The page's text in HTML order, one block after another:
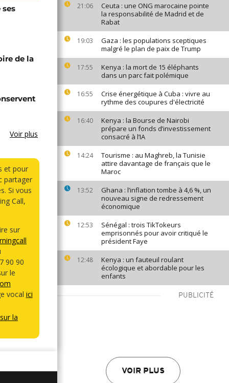
21:06
Ceuta : une ONG marocaine pointe
la responsabilité de Madrid et de
Rabat
19:03
Gaza : les populations sceptiques
malgré le plan de paix de Trump
17:55
Kenya : la mort de 15 éléphants
dans un parc fait polémique
16:55
Crise énergétique à Cuba : vivre au
rythme des coupures d'électricité
16:40
Kenya : la Bourse de Nairobi
prépare un fonds d’investissement
consacré à l’IA
14:24
Tourisme : au Maghreb, la Tunisie
attire davantage de français que le
Maroc
13:52
Ghana : l’inflation tombe à 4,6 %, un
nouveau signe de redressement
économique
12:53
Sénégal : trois TikTokeurs
emprisonnés pour avoir critiqué le
président Faye
12:48
Kenya : un fauteuil roulant
écologique et abordable pour les
enfants
PUBLICITÉ
VOIR PLUS
de la
Voir plus
et pour
partager
Si vous
Call,
sur
90 90
le
vocal ici
la